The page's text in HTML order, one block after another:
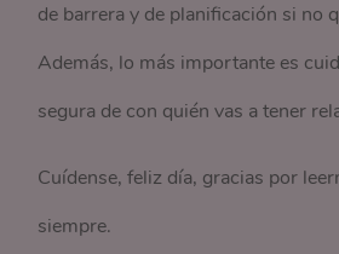
de barrera y de planificación si no
Además, lo más importante es
segura de con quién vas a tener
Cuídense, feliz día, gracias por
siempre.